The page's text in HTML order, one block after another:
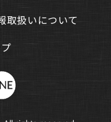
取扱いについて